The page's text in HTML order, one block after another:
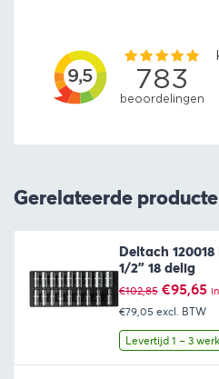
Gerelateerde
Deltach
1/2” 18 delig
€102,85
prijs
was:
€102,85.
€95,65
€79,05 excl. BTW
Levertijd 1 – 3